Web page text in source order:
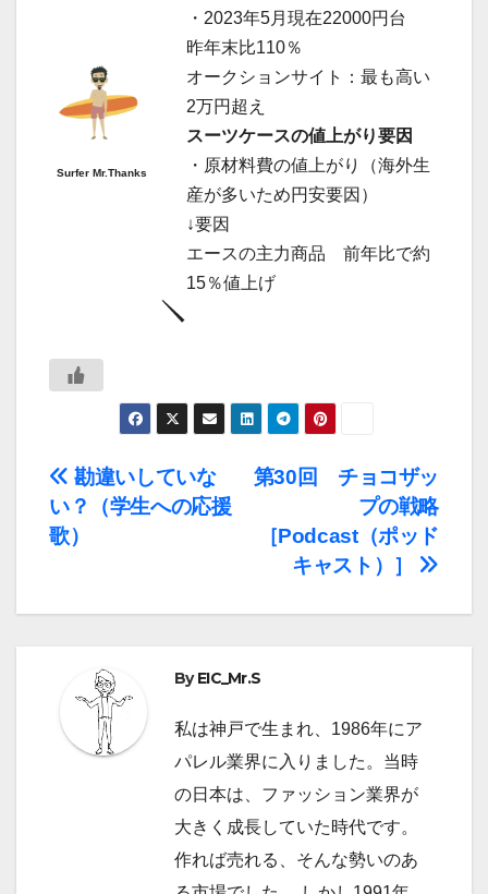
Surfer Mr.Thanks
・2023年5月現在22000円台
昨年末比110％
オークションサイト：最も高い
2万円超え
スーツケースの値上がり要因
・原材料費の値上がり（海外生
産が多いため円安要因）
↓要因
エースの主力商品 前年比で約
15％値上げ
投
稿
ビ
ー
シ
第30回 チョコザッ
プの戦略
［Podcast（ポッド
キャスト）］
勘違いしていな
い？（学生への応援
歌）
ByEIC_Mr.S
私は神戸で生まれ、1986年にア
パレル業界に入りました。当時
の日本は、ファッション業界が
大きく成長していた時代です。
作れば売れる、そんな勢いのあ